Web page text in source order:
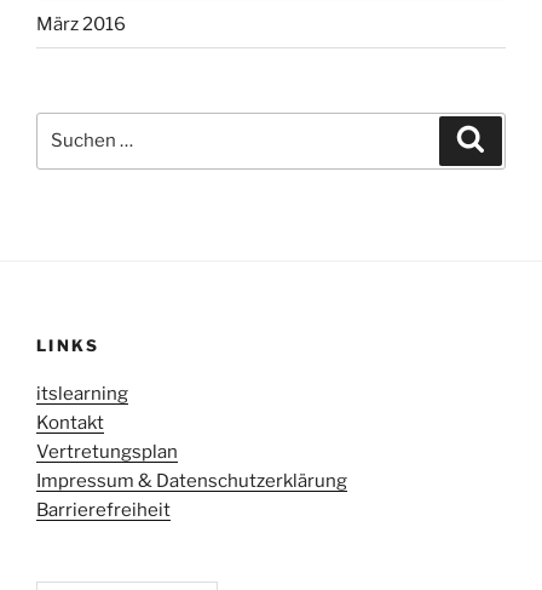
März 2016
nach:
LINKS
itslearning
Kontakt
Vertretungsplan
Impressum & Datenschutzerklärung
Barrierefreiheit